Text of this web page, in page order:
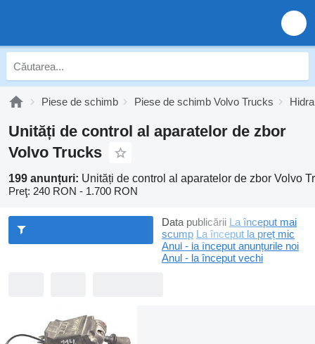
Piese de schimb Piese de schimb Volvo Trucks
Unități de control al aparatelor de zbor
Volvo Trucks
199 anunțuri: Unități de control al aparatelor de zbor Volvo
Preţ: 240 RON - 1.700 RON
Data publicării La început mai
scump La început la preț mic
Anul - la început anunțurile noi
Anul - la început vechi